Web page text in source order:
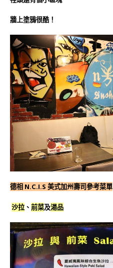
牆上塗鴉很酷！
德相 N.C.I.S 美式加州壽司參考菜單
沙拉 、 前菜及湯品